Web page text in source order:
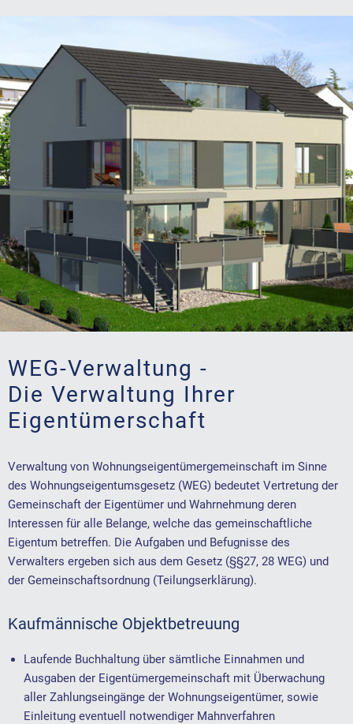
WEG-Verwaltung -
Die Verwaltung Ihrer
Eigentümerschaft
Verwaltung von Wohnungseigentümergemeinschaft im Sinne
des Wohnungseigentumsgesetz (WEG) bedeutet Vertretung der
Gemeinschaft der Eigentümer und Wahrnehmung deren
Interessen für alle Belange, welche das gemeinschaftliche
Eigentum betreffen. Die Aufgaben und Befugnisse des
Verwalters ergeben sich aus dem Gesetz (§§27, 28 WEG) und
der Gemeinschaftsordnung (Teilungserklärung).
Kaufmännische Objektbetreuung
Laufende Buchhaltung über sämtliche Einnahmen und
Ausgaben der Eigentümergemeinschaft mit Überwachung
aller Zahlungseingänge der Wohnungseigentümer, sowie
Einleitung eventuell notwendiger Mahnverfahren